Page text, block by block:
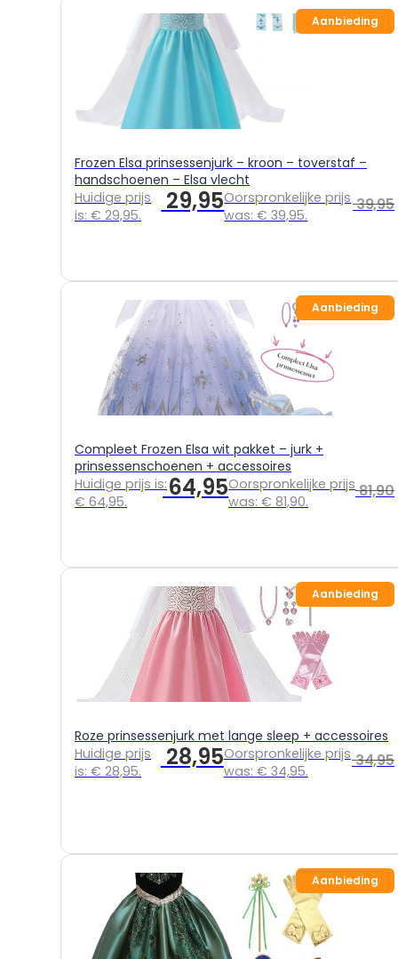
Frozen Elsa prinsessenjurk – kroon – toverstaf –
handschoenen – Elsa vlecht
39,95
Oorspronkelijke prijs
was: € 39,95.
29,95
Huidige prijs
is: € 29,95.
Aanbieding
Compleet Frozen Elsa wit pakket – jurk +
prinsessenschoenen + accessoires
81,90
Oorspronkelijke prijs
was: € 81,90.
64,95
Huidige prijs is:
€ 64,95.
Aanbieding
Roze prinsessenjurk met lange sleep + accessoires
34,95
Oorspronkelijke prijs
was: € 34,95.
28,95
Huidige prijs
is: € 28,95.
Aanbieding
Aanbieding